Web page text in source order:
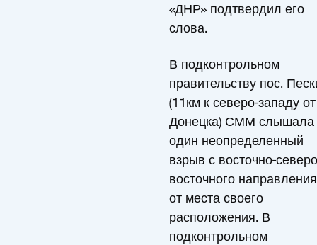
«ДНР» подтвердил его
слова.
В подконтрольном
правительству пос.
(11км к северо-западу от
Донецка) СММ слышала
один неопределенный
взрыв с восточно-
восточного направления
от места своего
расположения. В
подконтрольном